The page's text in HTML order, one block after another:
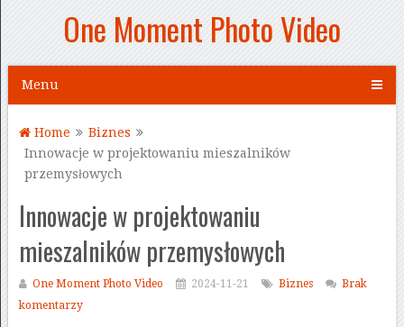
One Moment Photo Video
Menu
Home
Biznes
Innowacje w projektowaniu mieszalników
przemysłowych
Innowacje w projektowaniu
mieszalników przemysłowych
One Moment Photo Video 2024-11-21 Biznes
Brak
komentarzy